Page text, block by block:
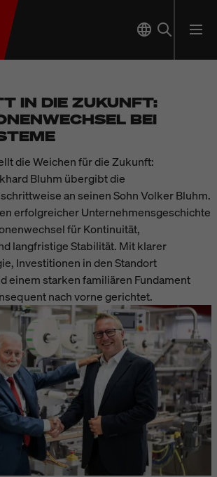
IN DIE ZUKUNFT:
BEI
die Weichen für die Zukunft:
Bluhm übergibt die
an seinen Sohn Volker Bluhm.
erfolgreicher Unternehmensgeschichte
für Kontinuität,
langfristige Stabilität. Mit klarer
Investitionen in den Standort
einem starken familiären Fundament
nach vorne gerichtet.